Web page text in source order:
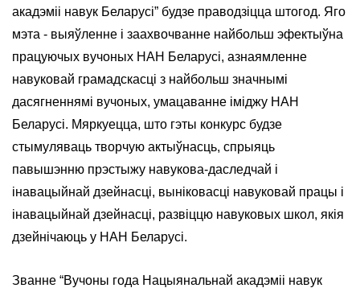
акадэміі навук Беларусі” будзе праводзіцца штогод. Яго
мэта - выяўленне і заахвочванне найбольш эфектыўна
працуючых вучоных НАН Беларусі, азнаямленне
навуковай грамадскасці з найбольш значнымі
дасягненнямі вучоных, умацаванне іміджу НАН
Беларусі. Мяркуецца, што гэты конкурс будзе
стымуляваць творчую актыўнасць, спрыяць
павышэнню прэстыжу навукова-даследчай і
інавацыйнай дзейнасці, выніковасці навуковай працы і
інавацыйнай дзейнасці, развіццю навуковых школ, якія
дзейнічаюць у НАН Беларусі.
Званне “Вучоны года Нацыянальнай акадэміі навук